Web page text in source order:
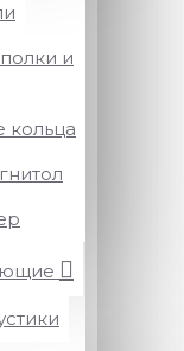
и
кольца